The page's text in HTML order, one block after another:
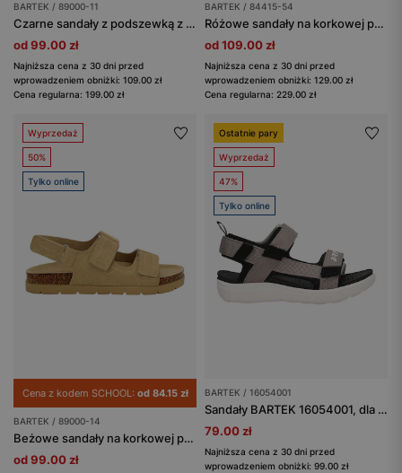
BARTEK / 89000-11
Czarne sandały z podszewką z mikrofibry BARTEK 89000-11
od 99.00 zł
Najniższa cena z 30 dni przed
wprowadzeniem obniżki: 109.00 zł
Cena regularna: 199.00 zł
BARTEK / 84415-54
Różowe sandały na korkowej podeszwie BARTEK 84415-54 ze złotą odczepianą ozdobą
od 109.00 zł
Najniższa cena z 30 dni przed
wprowadzeniem obniżki: 129.00 zł
Cena regularna: 229.00 zł
Wyprzedaż
50%
Tylko online
Cena z kodem SCHOOL: od 84.15 zł
BARTEK / 89000-14
Beżowe sandały na korkowej podeszwie BARTEK 89000-14
od 99.00 zł
Ostatnie pary
Wyprzedaż
47%
Tylko online
BARTEK / 16054001
Sandały BARTEK 16054001, dla dziewcząt, szary
79.00 zł
Najniższa cena z 30 dni przed
wprowadzeniem obniżki: 99.00 zł